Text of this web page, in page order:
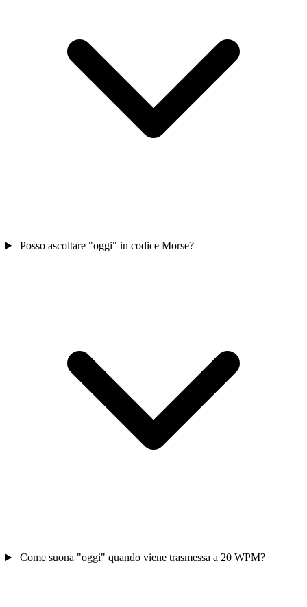
Posso ascoltare "oggi" in codice Morse?
Come suona "oggi" quando viene trasmessa a 20 WPM?